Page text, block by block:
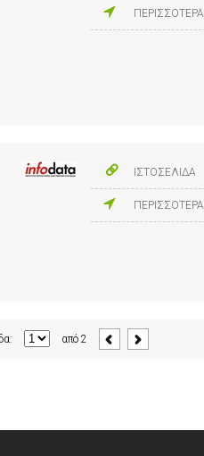
ΠΕΡΙΣΣΟΤΕΡΑ
ΙΣΤΟΣΕΛΙΔΑ
ΠΕΡΙΣΣΟΤΕΡΑ
από 2